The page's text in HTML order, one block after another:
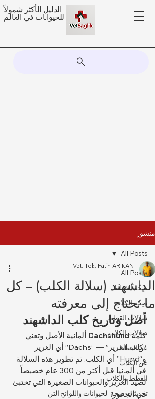
الدليل الأكثر شمولاً
للحيوانات في العالم
منشور
All Posts
صِحّة القطط
صِحّة الكلاب
سلالات القطط
سلالات الكلاب
عن القطط
عن الكلاب
القطط والكلاب
تحديثات صحة الحيوانات واللوائح التن
All Posts
الداشهند (سلالة الكلب) – كل
ما تحتاج إلى معرفته
Vet. Tek. Fatih ARIKAN
أصل وتاريخ كلب الداشهند
كلمة Dachshund ألمانية الأصل وتعني
“كلب الغرير” — “Dachs” أي الغرير
و“Hund” أي الكلب. تم تطوير هذه السلالة
في ألمانيا قبل أكثر من 300 عام خصيصاً
لصيد الغرير والحيوانات الصغيرة التي تختبئ
في الجحور.